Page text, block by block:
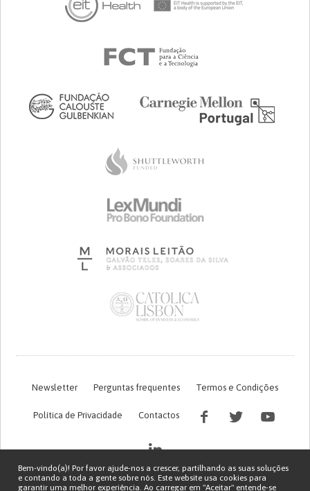
Newsletter Perguntas frequentes Termos e Condições
Política de Privacidade Contactos
Bem-vindo(a)! Por favor ajude-nos a crescer, partilhando as suas soluções
e contando a toda a gente sobre nós. Este website usa cookies para
garantir uma melhor experiência. Ao carregar em "Aceitar" entende-se